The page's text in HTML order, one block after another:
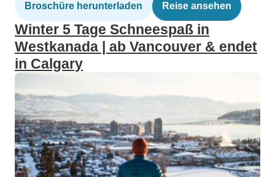
Broschüre herunterladen Reise ansehen
Winter 5 Tage Schneespaß in
Westkanada | ab Vancouver & endet
in Calgary